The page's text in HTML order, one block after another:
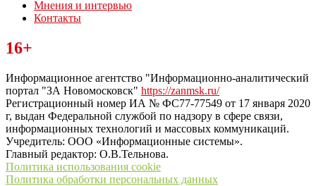
Мнения и интервью
Контакты
Читайте последние новости дня в Тульской области на сайте
“ЗаНовомосковск”
16+
Информационное агентство "Информационно-аналитический
портал "ЗА Новомосковск" https://zanmsk.ru/
Регистрационный номер ИА № ФС77-77549 от 17 января 2020
г, выдан Федеральной службой по надзору в сфере связи,
информационных технологий и массовых коммуникаций.
Учредитель: ООО «Информационные системы».
Главный редактор: О.В.Тельнова.
Политика использования cookie
Политика обработки персональных данных